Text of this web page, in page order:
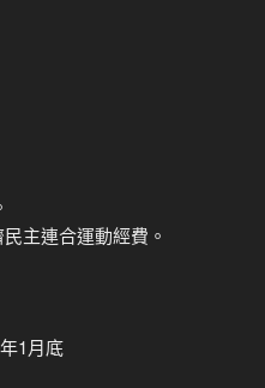
主連合運動經費。
1月底